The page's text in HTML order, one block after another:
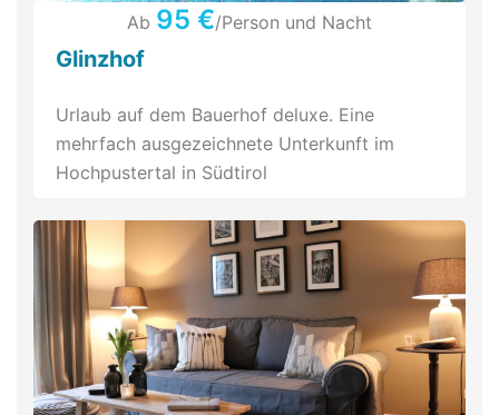
Ab 95 €/Person und Nacht
Glinzhof
Urlaub auf dem Bauerhof deluxe. Eine
mehrfach ausgezeichnete Unterkunft im
Hochpustertal in Südtirol